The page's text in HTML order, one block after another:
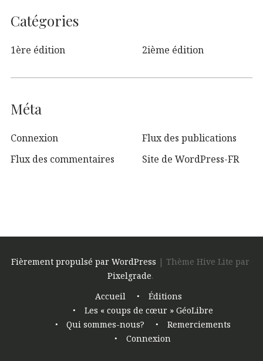
Catégories
1ère édition 2ième édition
Méta
Connexion
Flux des publications
Flux des commentaires
Site de WordPress-FR
Fièrement propulsé par WordPress | Thème Hive Lite par
Pixelgrade.
Accueil
Éditions
Les « coups de cœur » GéoLibre
Qui sommes-nous?
Remerciements
Connexion